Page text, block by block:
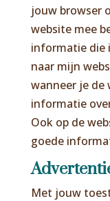
jouw browser
website mee
informatie die
naar mijn
wanneer je de
informatie
Ook op de
goede
Met jouw